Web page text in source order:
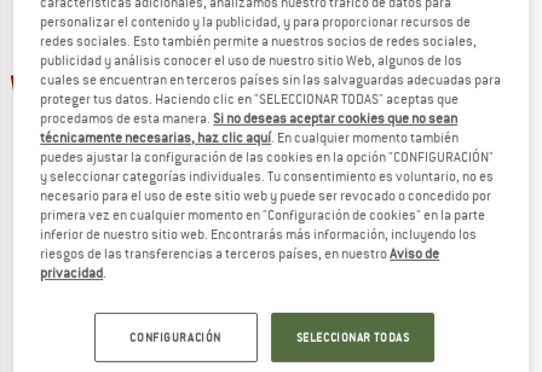
TO THE SALE
hasta un 40%
STOIC
Merino Running Low Socks
a partir de 10,77 €
4,6(64)
hasta un 47%
STOIC
20,95 € a partir de 11,10 €
4,7(37)
personalizar el contenido y la publicidad, y para proporcionar recursos de
redes sociales. Esto también permite a nuestros socios de redes sociales,
publicidad y análisis conocer el uso de nuestro sitio Web, algunos de los
cuales se encuentran en terceros países sin las salvaguardas adecuadas para
proteger tus datos. Haciendo clic en "SELECCIONAR TODAS" aceptas que
procedamos de esta manera.Si no deseas aceptar cookies que no sean
técnicamente necesarias, haz clic aquí. En cualquier momento también
puedes ajustar la configuración de las cookies en la opción "CONFIGURACIÓN"
y seleccionar categorías individuales. Tu consentimiento es voluntario, no es
necesario para el uso de este sitio web y puede ser revocado o concedido por
primera vez en cualquier momento en "Configuración de cookies" en la parte
inferior de nuestro sitio web. Encontrarás más información, incluyendo los
riesgos de las transferencias a terceros países, en nuestroAviso de
privacidad.
CONFIGURACIÓN SELECCIONAR TODAS